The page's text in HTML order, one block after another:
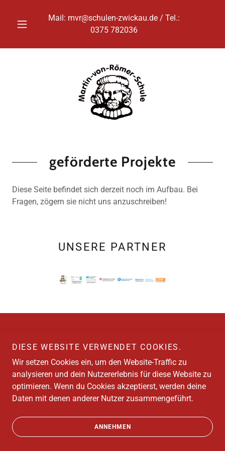
Mail: mvr@schulen-zwickau.de/ Tel.:
0375 782036
geförderte Projekte
Diese Seite befindet sich derzeit noch im Aufbau. Bei
Fragen, zögern sie nicht uns anzuschreiben!
UNSERE PARTNER
IMPRESSUM
KONTAKT
DIESE WEBSITE VERWENDET COOKIES.
Wir setzen Cookies ein, um den Website-Traffic zu
analysieren und dein Nutzererlebnis für diese Website zu
optimieren. Wenn du Cookies akzeptierst, werden deine
Daten mit denen anderer Nutzer zusammengeführt.
ANNEHMEN